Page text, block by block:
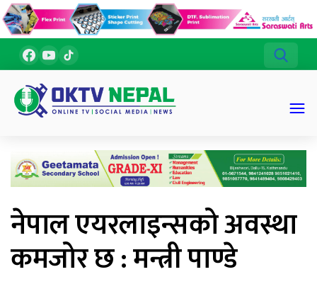
नेपाल एयरलाइन्सको अवस्था
कमजोर छ : मन्त्री पाण्डे